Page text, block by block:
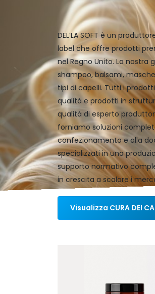
DEL’LA SOFT è un
label che offre prodotti
nel Regno Unito. La
shampoo, balsami,
tipi di capelli. Tutti i
qualità e prodotti in
qualità di esperto
forniamo soluzioni
confezionamento e alla
specializzati in una
supporto normativo
in crescita a scalare i
Visualizza CURA DEI